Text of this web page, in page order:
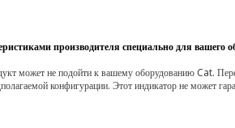
производителя специально для вашего
может не подойти к вашему оборудованию Cat.
конфигурации. Этот индикатор не может